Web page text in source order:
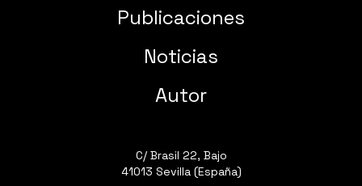
Publicaciones
Noticias
Autor
C/ Brasil 22, Bajo
41013 Sevilla (España)